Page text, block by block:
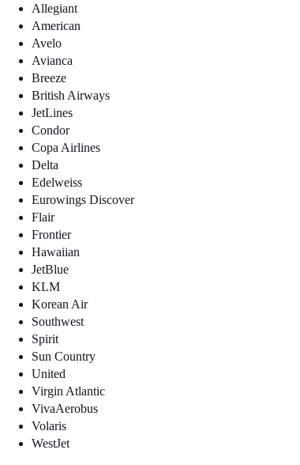
Allegiant
American
Avelo
Avianca
Breeze
British Airways
JetLines
Condor
Copa Airlines
Delta
Edelweiss
Eurowings Discover
Flair
Frontier
Hawaiian
JetBlue
KLM
Korean Air
Southwest
Spirit
Sun Country
United
Virgin Atlantic
VivaAerobus
Volaris
WestJet